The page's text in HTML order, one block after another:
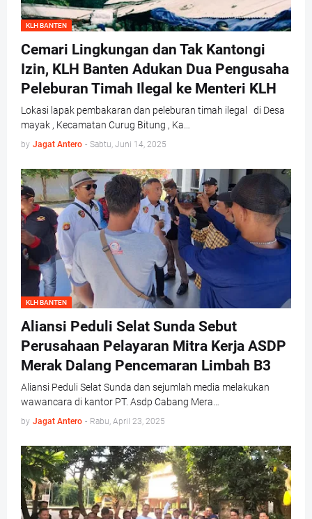
KLH BANTEN
Cemari Lingkungan dan Tak Kantongi
Izin, KLH Banten Adukan Dua Pengusaha
Peleburan Timah Ilegal ke Menteri KLH
Lokasi lapak pembakaran dan peleburan timah ilegal di Desa
mayak , Kecamatan Curug Bitung , Ka…
by Jagat Antero - Sabtu, Juni 14, 2025
KLH BANTEN
Aliansi Peduli Selat Sunda Sebut
Perusahaan Pelayaran Mitra Kerja ASDP
Merak Dalang Pencemaran Limbah B3
Aliansi Peduli Selat Sunda dan sejumlah media melakukan
wawancara di kantor PT. Asdp Cabang Mera…
by Jagat Antero - Rabu, April 23, 2025